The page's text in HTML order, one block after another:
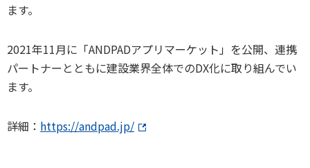
ます。
2021年11月に「ANDPADアプリマーケット」を公開、連携
パートナーとともに建設業界全体でのDX化に取り組んでい
ます。
詳細： https://andpad.jp/